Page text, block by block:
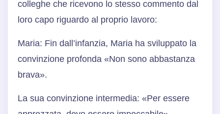
colleghe che ricevono lo stesso commento dal
loro capo riguardo al proprio lavoro:
Maria: Fin dall’infanzia, Maria ha sviluppato la
convinzione profonda «Non sono abbastanza
brava».
La sua convinzione intermedia: «Per essere